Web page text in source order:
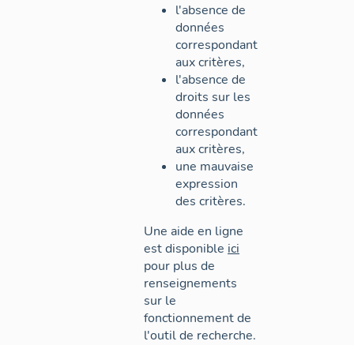
l'absence de
données
correspondant
aux critères,
l'absence de
droits sur les
données
correspondant
aux critères,
une mauvaise
expression
des critères.
Une aide en ligne
est disponible ici
pour plus de
renseignements
sur le
fonctionnement de
l'outil de recherche.